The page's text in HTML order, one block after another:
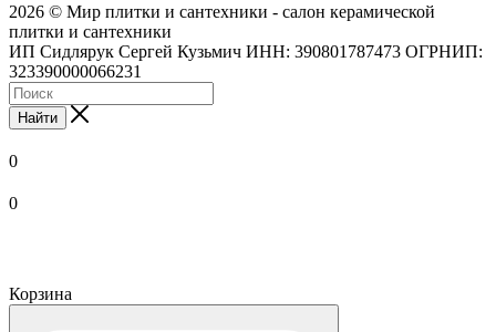
2026 © Мир плитки и сантехники - салон керамической
плитки и сантехники
ИП Сидлярук Сергей Кузьмич ИНН: 390801787473 ОГРНИП:
323390000066231
Найти
0
0
Корзина